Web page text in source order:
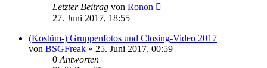
Letzter Beitrag von Ronon
27. Juni 2017, 18:55
(Kostüm-) Gruppenfotos und Closing-Video 2017
von BSGFreak » 25. Juni 2017, 00:59
0 Antworten